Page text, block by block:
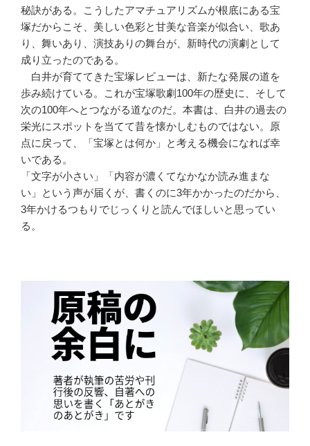
秘訣がある。こうしたアマチュアリズムが根底にある宝
塚だからこそ、美しい色彩と甘美な音楽が似合い、歌あ
り、舞いあり、演技ありの舞台が、新時代の演劇として
成り立ったのである。
白井が育ててきた宝塚レビューは、新たな発展の道を
歩み続けている。これが宝塚歌劇100年の歴史に、そして
次の100年へとつながる道なのだ。本書は、白井の過去の
栄光にスポットを当てて昔を懐かしむものではない。原
点に戻って、「宝塚とは何か」と考える機会になれば幸
いである。
「文字が小さい」「内容が濃くてなかなか読み進まな
い」という声が届くが、書くのに3年かかったのだから、
3年かけるつもりでじっくりと読んでほしいと思ってい
る。